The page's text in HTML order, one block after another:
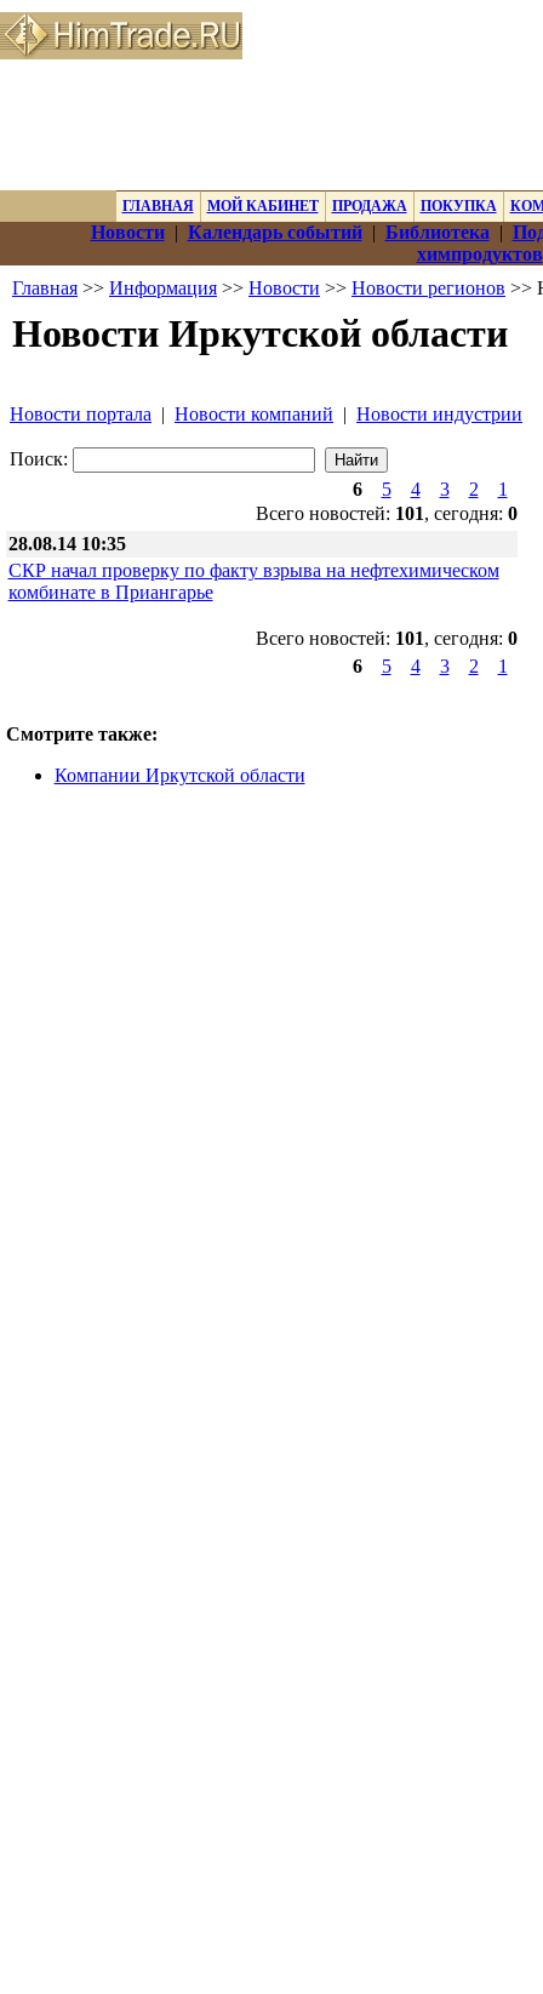
ГЛАВНАЯ МОЙ КАБИНЕТ ПРОДАЖА ПОКУПКА
Новости| Календарь событий| Библиотека |
химпродуктов
Главная >> Информация >> Новости >> Новости регионов >>
Новости Иркутской области
Новости портала | Новости компаний | Новости индустрии
Поиск:
6
5 4 3 2
1
Всего новостей: 101, сегодня: 0
28.08.14 10:35
СКР начал проверку по факту взрыва на нефтехимическом
комбинате в Приангарье
Всего новостей: 101, сегодня: 0
6
5 4 3 2 1
Смотрите также:
Компании Иркутской области